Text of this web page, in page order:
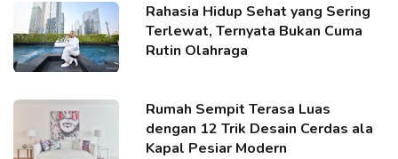
Rahasia Hidup Sehat yang Sering
Terlewat, Ternyata Bukan Cuma
Rutin Olahraga
Rumah Sempit Terasa Luas
dengan 12 Trik Desain Cerdas ala
Kapal Pesiar Modern